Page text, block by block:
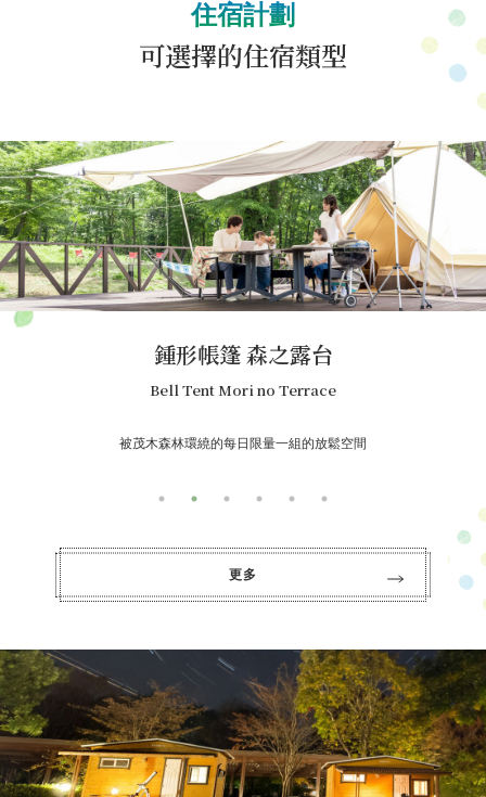
以下兒童
免費
住宿計劃
可選擇的住宿類型
蓮花帳篷寬
蓮花帳篷寬
具有開放感的寬敞洋蔥型帳篷室內空間
更多